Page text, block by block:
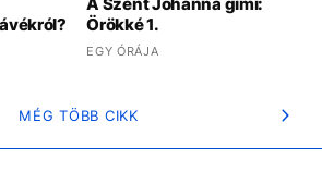
Örökké 1.
EGY ÓRÁJA
MÉG TÖBB CIKK